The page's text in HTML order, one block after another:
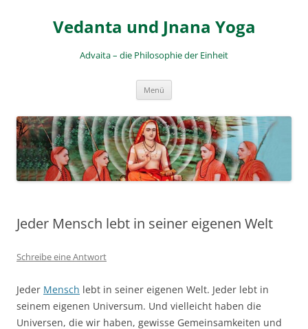
springenVedanta und Jnana Yoga
Advaita – die Philosophie der Einheit
Menü
Jeder Mensch lebt in seiner eigenen Welt
Schreibe eine Antwort
Jeder Mensch lebt in seiner eigenen Welt. Jeder lebt in
seinem eigenen Universum. Und vielleicht haben die
Universen, die wir haben, gewisse Gemeinsamkeiten und